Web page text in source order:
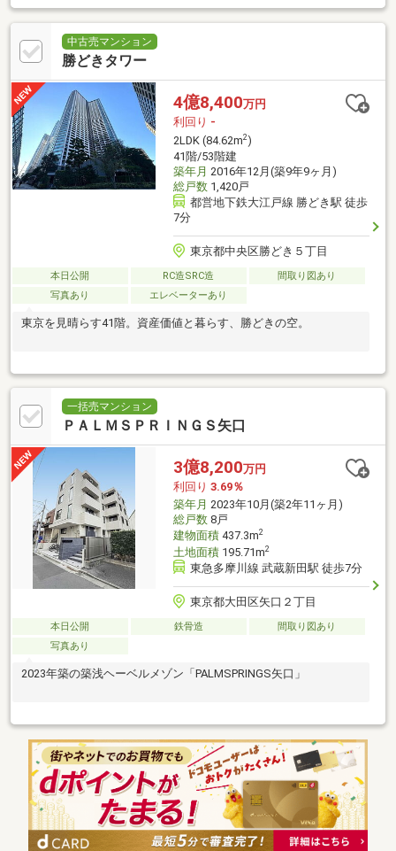
中古売マンション
勝どきタワー
4億8,400万円
利回り -
2LDK (84.62m2)
41階/53階建
築年月 2016年12月(築9年9ヶ月)
総戸数1,420戸
都営地下鉄大江戸線 勝どき駅 徒歩
7分
東京都中央区勝どき５丁目
本日公開 RC造SRC造
間取り図あり
写真あり
エレベーターあり
東京を見晴らす41階。資産価値と暮らす、勝どきの空。
一括売マンション
ＰＡＬＭＳＰＲＩＮＧＳ矢口
3億8,200万円
利回り 3.69％
築年月 2023年10月(築2年11ヶ月)
総戸数8戸
建物面積437.3m2
土地面積195.71m2
東急多摩川線 武蔵新田駅 徒歩7分
東京都大田区矢口２丁目
本日公開 鉄骨造
間取り図あり
写真あり
2023年築の築浅ヘーベルメゾン「PALMSPRINGS矢口」